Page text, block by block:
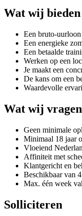
Wat wij bieden
Een bruto-
Een energieke
Een betaalde
Werken op een
Je maakt een
De kans om een
Waardevolle
Wat wij vragen
Geen minimale
Minimaal 18 jaar
Vloeiend
Affiniteit met
Klantgericht en
Beschikbaar van
Max. één week
Solliciteren